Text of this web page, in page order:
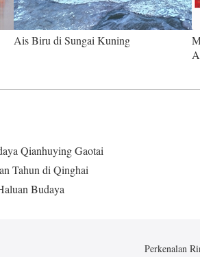
Ais Biru di Sungai Kuning
Qianhuying Gaotai
Tahun di Qinghai
Budaya
Perkenalan